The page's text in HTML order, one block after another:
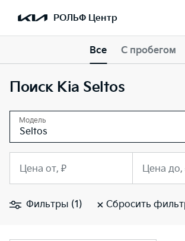
РОЛЬФ Центр
Все С пробегом
Поиск Kia Seltos
Модель
Seltos
Цена от, ₽ Цена до,
Фильтры (1) Сбросить